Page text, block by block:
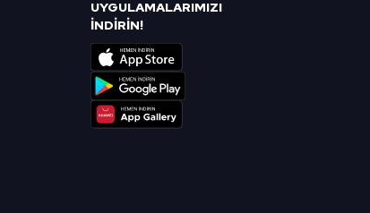
UYGULAMALARIMIZI
İNDİRİN!